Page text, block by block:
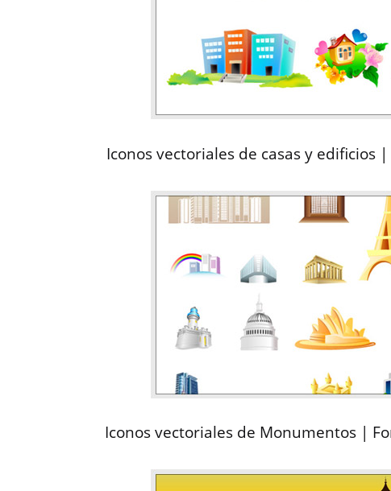
Iconos vectoriales de casas y edificios
Iconos vectoriales de Monumentos |